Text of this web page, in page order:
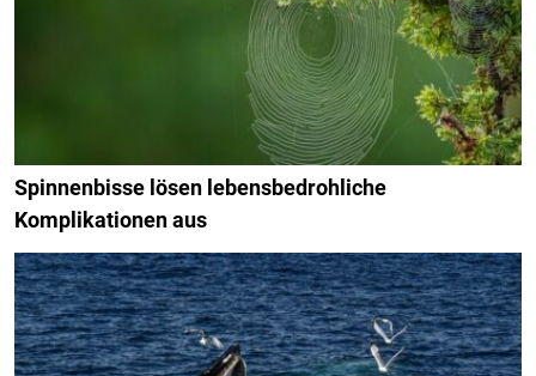
Spinnenbisse lösen lebensbedrohliche
Komplikationen aus